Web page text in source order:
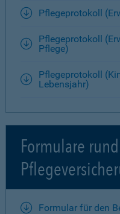
Pflegeprotokoll
Pflegeprotokoll
Pflege)
Pflegeprotokoll
Lebensjahr)
Formulare
Formular für den